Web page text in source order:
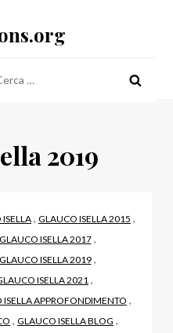
2019
, GLAUCO ISELLA 2015 ,
GLAUCO ISELLA 2017,
GLAUCO ISELLA 2019,
ISELLA 2021 ,
ISELLA APPROFONDIMENTO ,
, GLAUCO ISELLA BLOG ,